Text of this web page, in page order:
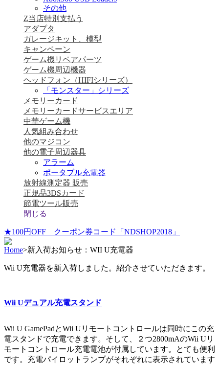
その他
Z当店特別支払う
アダプタ
ガレージキット、模型
キャンペーン
ゲーム機リペアパーツ
ゲーム機周辺機器
ヘッドフォン（HIFIシリーズ）
「モンスター」シリーズ
メモリーカード
メモリーカードサービスエリア
中華ゲーム機
人気組み合わせ
他のマジコン
他の電子周辺器具
アラーム
ポータブル充電器
放射線測定器 販売
正規品3DSカード
節電ツール販売
閉じる
★100円OFF クーポン券コード「NDSHOP2018」
Home>新入荷お知らせ：WII U充電器
Wii U充電器を新入荷しました。紹介させていただきます。
Wii Uデュアル充電スタンド
Wii U GamePadとWii Uリモートコントロールは同時にこの充
電スタンドで充電できます。そして、２つ2800mAのWii Uリ
モートコントロール充電電池が付属しています。とても便利
です。充電パイロットランプがそれぞれに表示されています